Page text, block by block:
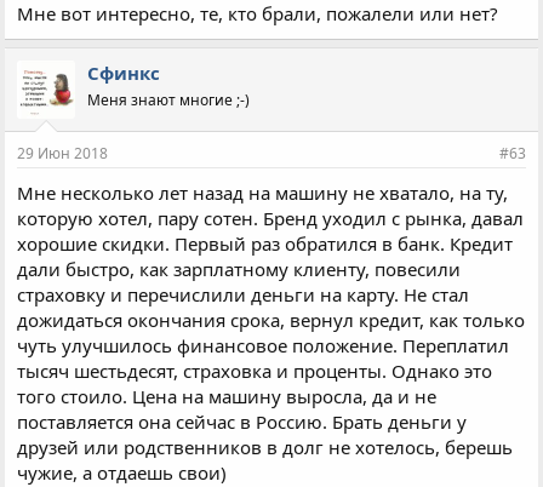
Мне вот интересно, те, кто брали, пожалели или нет?
Сфинкс
Меня знают многие ;-)
29 Июн 2018 #63
Мне несколько лет назад на машину не хватало, на ту,
которую хотел, пару сотен. Бренд уходил с рынка, давал
хорошие скидки. Первый раз обратился в банк. Кредит
дали быстро, как зарплатному клиенту, повесили
страховку и перечислили деньги на карту. Не стал
дожидаться окончания срока, вернул кредит, как только
чуть улучшилось финансовое положение. Переплатил
тысяч шестьдесят, страховка и проценты. Однако это
того стоило. Цена на машину выросла, да и не
поставляется она сейчас в Россию. Брать деньги у
друзей или родственников в долг не хотелось, берешь
чужие, а отдаешь свои)